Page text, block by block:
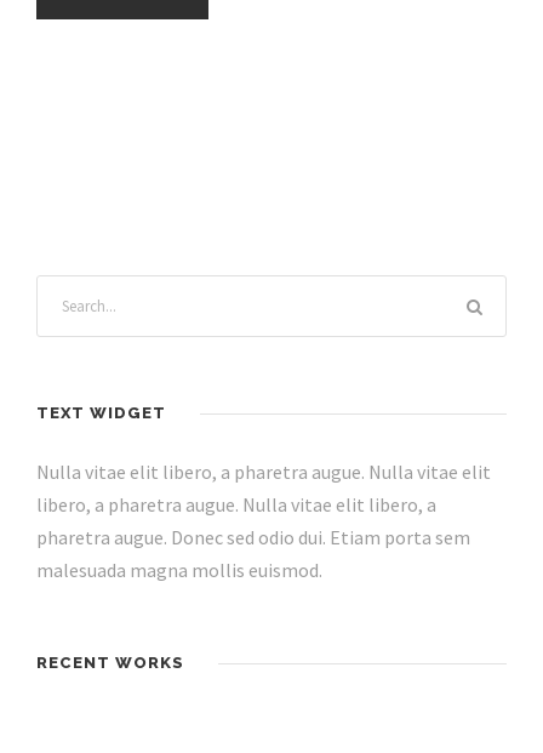
TEXT WIDGET
Nulla vitae elit libero, a pharetra augue. Nulla vitae elit
libero, a pharetra augue. Nulla vitae elit libero, a
pharetra augue. Donec sed odio dui. Etiam porta sem
malesuada magna mollis euismod.
RECENT WORKS